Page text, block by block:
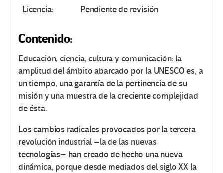
Licencia:
Pendiente de revisión
Contenido:
Educación, ciencia, cultura y comunicación: la
amplitud del ámbito abarcado por la UNESCO es, a
un tiempo, una garantía de la pertinencia de su
misión y una muestra de la creciente complejidad
de ésta.
Los cambios radicales provocados por la tercera
revolución industrial –la de las nuevas
tecnologías– han creado de hecho una nueva
dinámica, porque desde mediados del siglo XX la